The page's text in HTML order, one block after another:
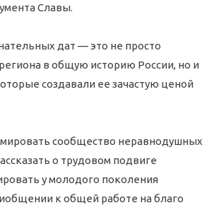
Славы.
дат — это не просто
в общую историю России, но и
создавали ее зачастую ценой
сообщество неравнодушных
о трудовом подвиге
у молодого поколения
к общей работе на благо